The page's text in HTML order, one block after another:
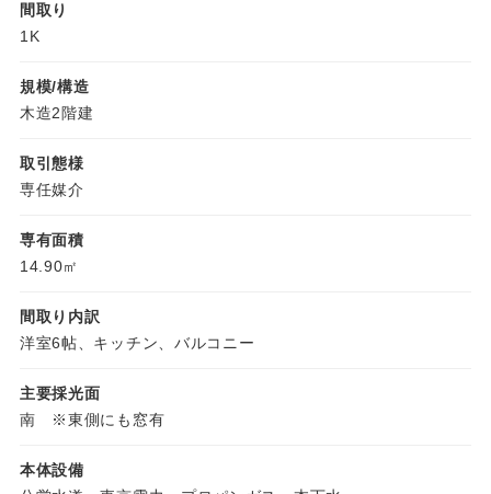
間取り
1K
規模/構造
木造2階建
取引態様
専任媒介
専有面積
14.90㎡
間取り内訳
洋室6帖、キッチン、バルコニー
主要採光面
南 ※東側にも窓有
本体設備